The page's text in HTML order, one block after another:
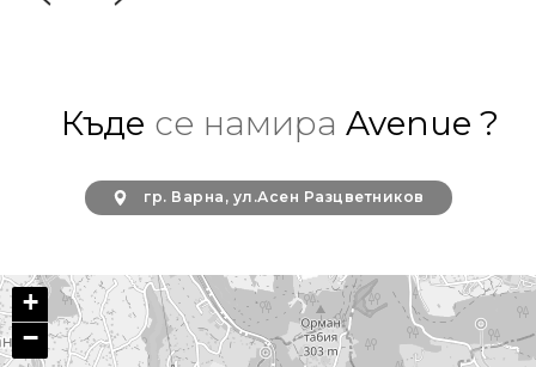
Къде се намира Avenue ?
гр. Варна, ул.Асен Разцветников
+
−